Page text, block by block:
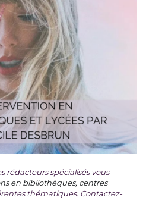
rédacteurs spécialisés vous
en bibliothèques, centres
thématiques. Contactez-